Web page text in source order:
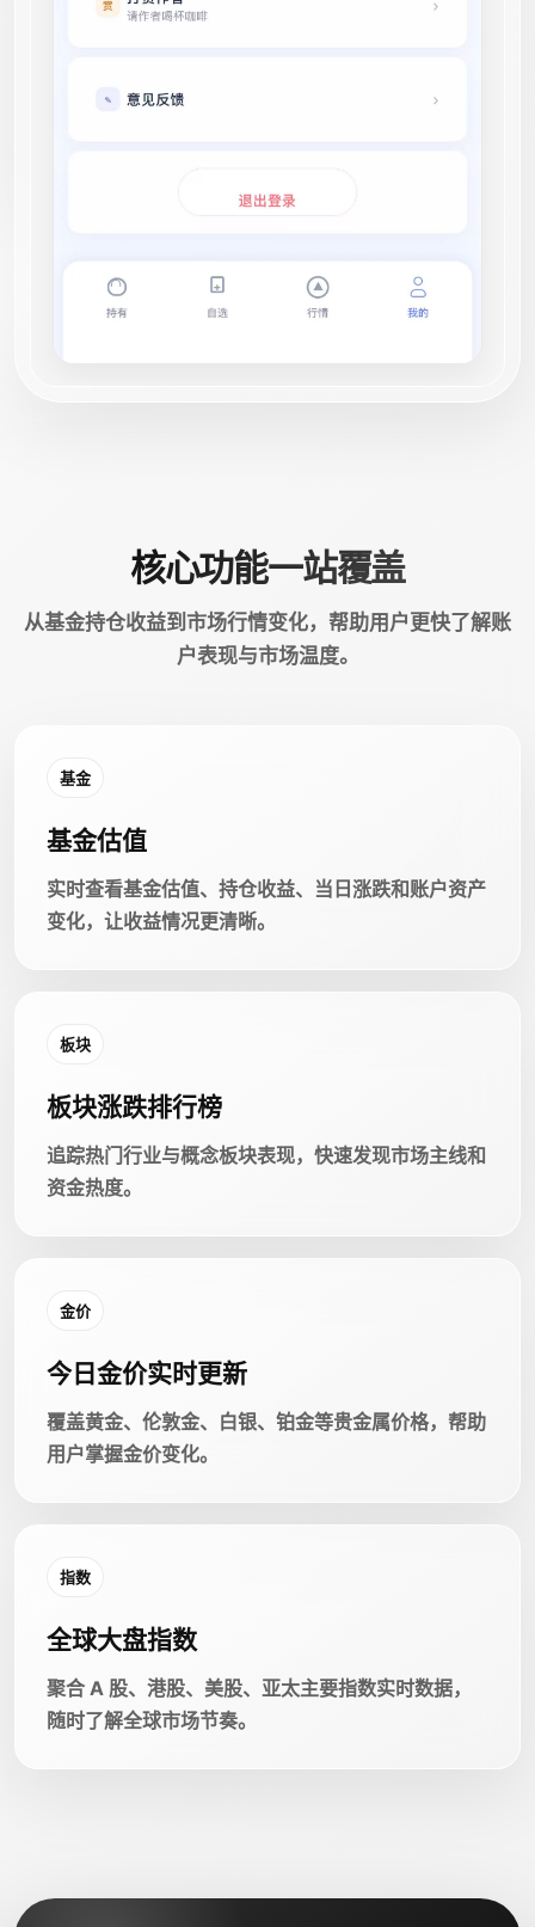
核心功能一站覆盖
从基金持仓收益到市场行情变化，帮助用户更快了解账
户表现与市场温度。
基金
基金估值
实时查看基金估值、持仓收益、当日涨跌和账户资产
变化，让收益情况更清晰。
板块
板块涨跌排行榜
追踪热门行业与概念板块表现，快速发现市场主线和
资金热度。
金价
今日金价实时更新
覆盖黄金、伦敦金、白银、铂金等贵金属价格，帮助
用户掌握金价变化。
指数
全球大盘指数
聚合 A 股、港股、美股、亚太主要指数实时数据，
随时了解全球市场节奏。